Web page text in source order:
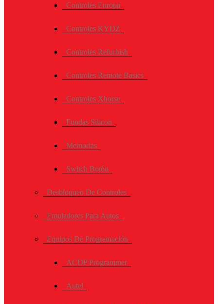
Controles Europa
Controles KYDZ
Controles Refurbish
Controles Remote Basics
Controles Xhorse
Fundas Silicon
Memorias
Switch Botón
Desbloqueo De Controles
Emuladores Para Autos
Equipos De Programación
ACDP Programmer
Autel